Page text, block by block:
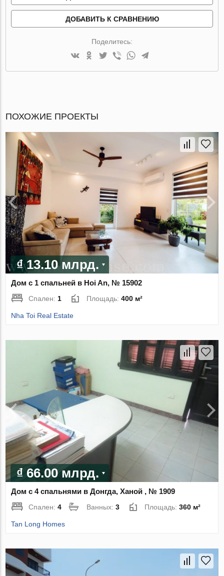
ДОБАВИТЬ К СРАВНЕНИЮ
Поделитесь:
ПОХОЖИЕ ПРОЕКТЫ
₫ 13.10 млрд.
Дом с 1 спальней в Hoi An, № 15902
Спален:1 Площадь:400 м²
Nha Toi Real Estate
₫ 66.00 млрд.
Дом с 4 спальнями в Донгда, Ханой , № 1909
Спален:4 Ванных:3 Площадь:360 м²
Tan Long Homes